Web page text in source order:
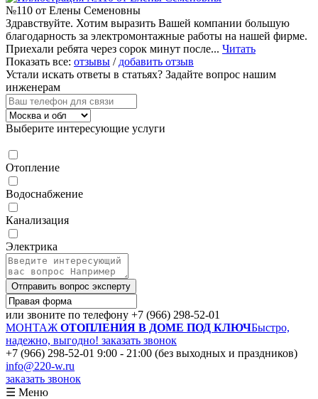
№110 от Елены Семеновны
Здравствуйте. Хотим выразить Вашей компании большую
благодарность за электромонтажные работы на нашей фирме.
Приехали ребята через сорок минут после... Читать
Показать все: отзывы / добавить отзыв
Устали искать ответы в статьях? Задайте вопрос нашим
инженерам
Выберите интересующие услуги
Отопление
Водоснабжение
Канализация
Электрика
Отправить вопрос эксперту
или звоните по телефону +7 (966) 298-52-01
МОНТАЖ ОТОПЛЕНИЯ В ДОМЕ ПОД КЛЮЧБыстро,
надежно, выгодно! заказать звонок
+7 (966) 298-52-01 9:00 - 21:00 (без выходных и праздников)
info@220-w.ru
заказать звонок
☰ Меню